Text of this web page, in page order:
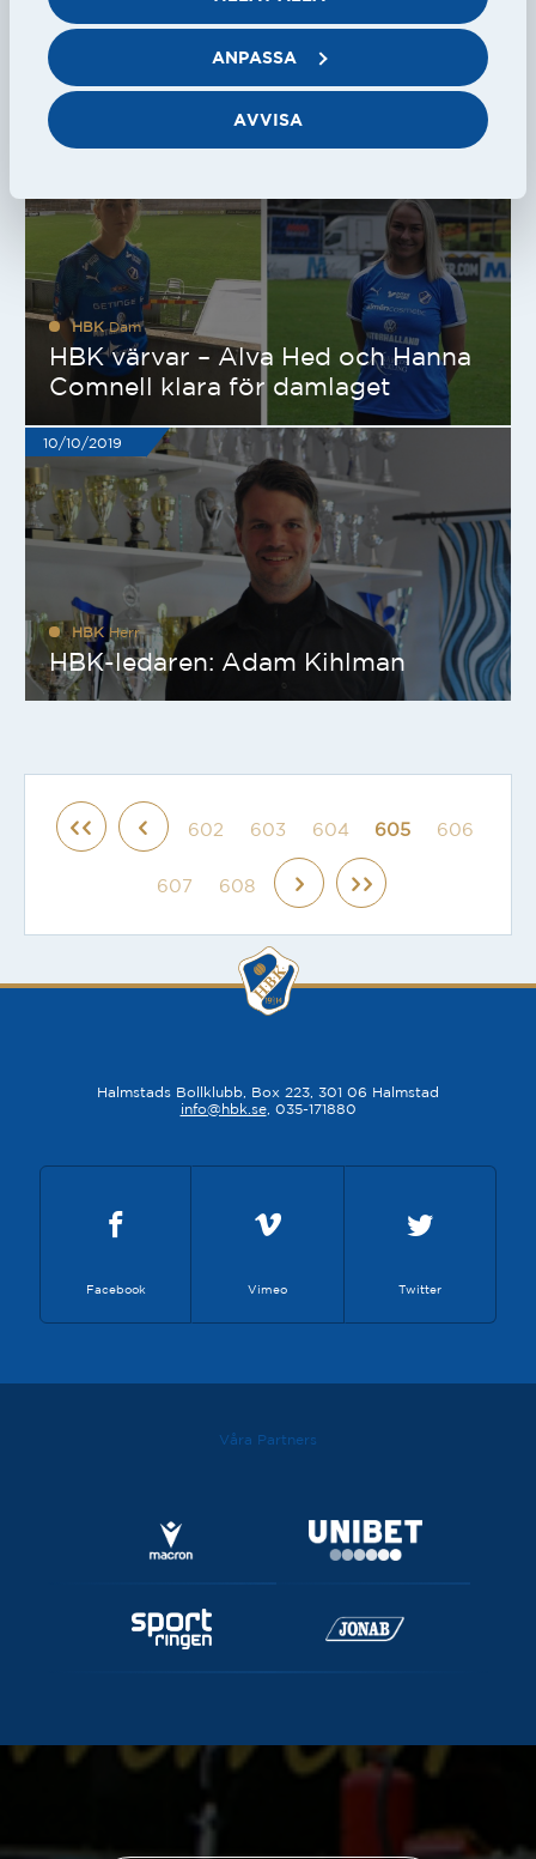
ANPASSA
AVVISA
HBK
50% på allt i souvenirshopen
HBKDam
HBK värvar – Alva Hed och Hanna
Comnell klara för damlaget
10/10/2019
HBK Herr
HBK-ledaren: Adam Kihlman
602 603 604 605 606
607 608
Halmstads Bollklubb, Box 223, 301 06 Halmstad
info@hbk.se, 035-171880
Facebook Vimeo Twitter
Våra Partners